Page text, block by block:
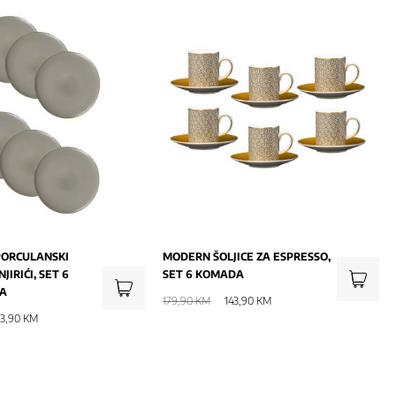
SET 6
KM
MODERN ŠOLJICE ZA ESPRESSO,
SET 6 KOMADA
179,90 KM
143,90 KM